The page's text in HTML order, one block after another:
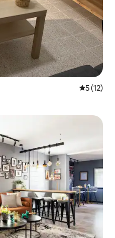
平均评分
5 (12)